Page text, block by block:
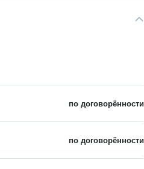
по договорённости
по договорённости